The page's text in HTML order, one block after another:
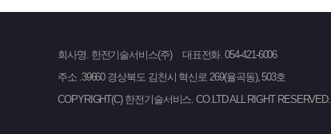
회사명. 한전기술서비스(주)
대표전화. 054-421-6006
주소 .39660 경상북도 김천시 혁신로 269(율곡동), 503호
COPYRIGHT(C) 한전기술서비스. CO.LTD ALL RIGHT RESERVED.